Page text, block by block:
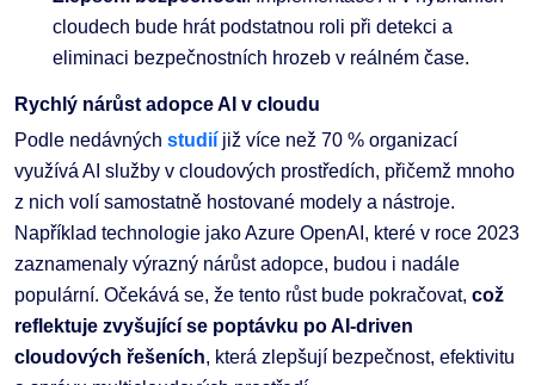
cloudech bude hrát podstatnou roli při detekci a
eliminaci bezpečnostních hrozeb v reálném čase.
Rychlý nárůst adopce AI v cloudu
Podle nedávných studií již více než 70 % organizací
využívá AI služby v cloudových prostředích, přičemž mnoho
z nich volí samostatně hostované modely a nástroje.
Například technologie jako Azure OpenAI, které v roce 2023
zaznamenaly výrazný nárůst adopce, budou i nadále
populární. Očekává se, že tento růst bude pokračovat, což
reflektuje zvyšující se poptávku po AI-driven
cloudových řešeních, která zlepšují bezpečnost, efektivitu